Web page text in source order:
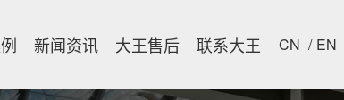
新闻资讯 大王售后 联系大王 CN / EN